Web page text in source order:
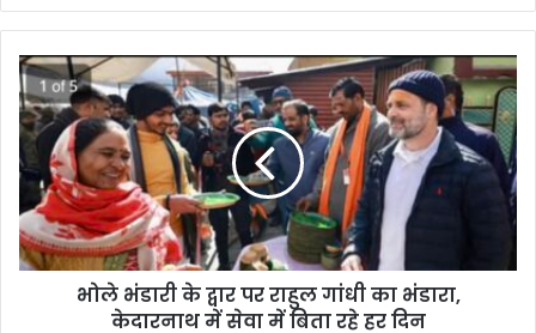
b
s
i
t
e
भोले भंडारी के द्वार पर राहुल गांधी का भंडारा,
केदारनाथ में सेवा में बिता रहे हर दिन